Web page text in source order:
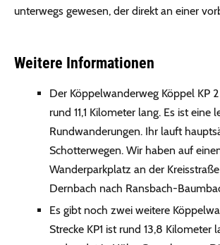
unterwegs gewesen, der direkt an einer
Weitere Informationen
Der Köppelwanderweg Köppel KP
rund 11,1 Kilometer lang. Es ist eine
Rundwanderungen. Ihr lauft
Schotterwegen. Wir haben auf
Wanderparkplatz an der
Dernbach nach Ransbach-
Es gibt noch zwei weitere
Strecke KP1 ist rund 13,8 Kilometer